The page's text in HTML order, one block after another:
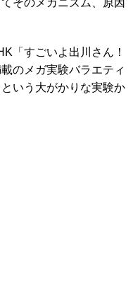
そのメカニズム、原因
「すごいよ出川さん！
のメガ実験バラエティ
いう大がかりな実験か